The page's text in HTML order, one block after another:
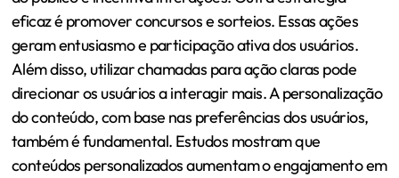
eficaz é promover concursos e sorteios. Essas ações
geram entusiasmo e participação ativa dos usuários.
Além disso, utilizar chamadas para ação claras pode
direcionar os usuários a interagir mais. A personalização
do conteúdo, com base nas preferências dos usuários,
também é fundamental. Estudos mostram que
conteúdos personalizados aumentam o engajamento em